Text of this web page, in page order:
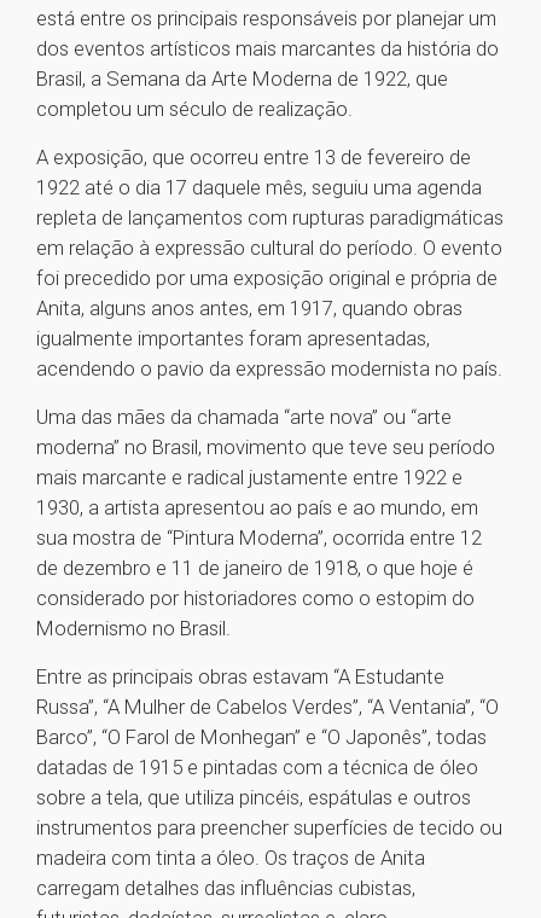
está entre os principais responsáveis por planejar um
dos eventos artísticos mais marcantes da história do
Brasil, a Semana da Arte Moderna de 1922, que
completou um século de realização.
A exposição, que ocorreu entre 13 de fevereiro de
1922 até o dia 17 daquele mês, seguiu uma agenda
repleta de lançamentos com rupturas paradigmáticas
em relação à expressão cultural do período. O evento
foi precedido por uma exposição original e própria de
Anita, alguns anos antes, em 1917, quando obras
igualmente importantes foram apresentadas,
acendendo o pavio da expressão modernista no país.
Uma das mães da chamada “arte nova” ou “arte
moderna” no Brasil, movimento que teve seu período
mais marcante e radical justamente entre 1922 e
1930, a artista apresentou ao país e ao mundo, em
sua mostra de “Pintura Moderna”, ocorrida entre 12
de dezembro e 11 de janeiro de 1918, o que hoje é
considerado por historiadores como o estopim do
Modernismo no Brasil.
Entre as principais obras estavam “A Estudante
Russa”, “A Mulher de Cabelos Verdes”, “A Ventania”, “O
Barco”, “O Farol de Monhegan” e “O Japonês”, todas
datadas de 1915 e pintadas com a técnica de óleo
sobre a tela, que utiliza pincéis, espátulas e outros
instrumentos para preencher superfícies de tecido ou
madeira com tinta a óleo. Os traços de Anita
carregam detalhes das influências cubistas,